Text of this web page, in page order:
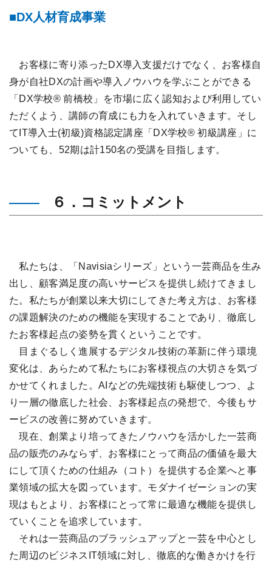
DX人材育成事業
お客様に寄り添ったDX導入支援だけでなく、お客様自
身が自社DXの計画や導入ノウハウを学ぶことができる
「DX学校® 前橋校」を市場に広く認知および利用してい
ただくよう、講師の育成にも力を入れていきます。そし
てIT導入士(初級)資格認定講座「DX学校® 初級講座」に
ついても、52期は計150名の受講を目指します。
６．コミットメント
私たちは、「Navisiaシリーズ」という一芸商品を生み
出し、顧客満足度の高いサービスを提供し続けてきまし
た。私たちが創業以来大切にしてきた考え方は、お客様
の課題解決のための機能を実現することであり、徹底し
たお客様起点の姿勢を貫くということです。
目まぐるしく進展するデジタル技術の革新に伴う環境
変化は、あらためて私たちにお客様視点の大切さを気づ
かせてくれました。AIなどの先端技術も駆使しつつ、よ
り一層の徹底した社会、お客様起点の発想で、今後もサ
ービスの改善に努めていきます。
現在、創業より培ってきたノウハウを活かした一芸商
品の販売のみならず、お客様にとって商品の価値を最大
にして頂くための仕組み（コト）を提供する企業へと事
業領域の拡大を図っています。モダナイゼーションの実
現はもとより、お客様にとって常に最適な機能を提供し
ていくことを追求しています。
それは一芸商品のブラッシュアップと一芸を中心とし
た周辺のビジネスIT領域に対し、徹底的な働きかけを行